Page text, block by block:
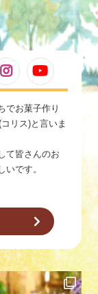
でお菓子作り
リス)と言いま
て皆さんのお
いです。